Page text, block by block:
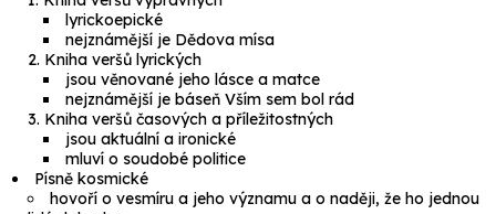
lyrickoepické
nejznámější je Dědova mísa
Kniha veršů lyrických
jsou věnované jeho lásce a matce
nejznámější je báseňVším sem bol rád
Kniha veršů časových a příležitostných
jsou aktuální a ironické
mluví o soudobé politice
Písně kosmické
hovoří o vesmíru a jeho významu a o naději, že ho jednou